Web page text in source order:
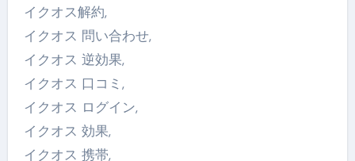
イクオス解約,
イクオス 問い合わせ,
イクオス 逆効果,
イクオス 口コミ,
イクオス ログイン,
イクオス 効果,
イクオス 携帯,